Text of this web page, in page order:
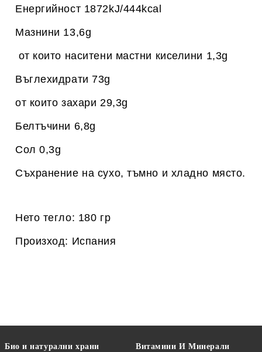
Енергийност 1872kJ/444kcal
Мазнини 13,6g
от които наситени мастни киселини 1,3g
Въглехидрати 73g
от които захари 29,3g
Белтъчини 6,8g
Сол 0,3g
Съхранение на сухо, тъмно и хладно място.
Нето тегло: 180 гр
Произход: Испания
Био и натурални храни
Витамини И Минерали